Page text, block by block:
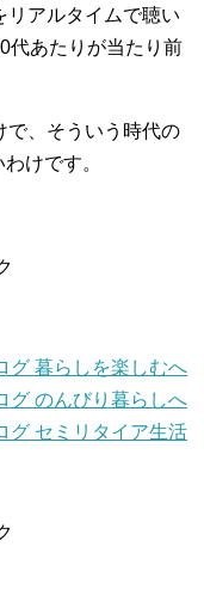
リアルタイムで聴い
代あたりが当たり前
で、そういう時代の
けです。